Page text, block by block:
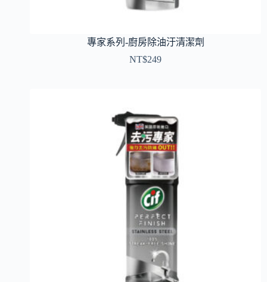
專家系列-廚房除油汙清潔劑
NT$249